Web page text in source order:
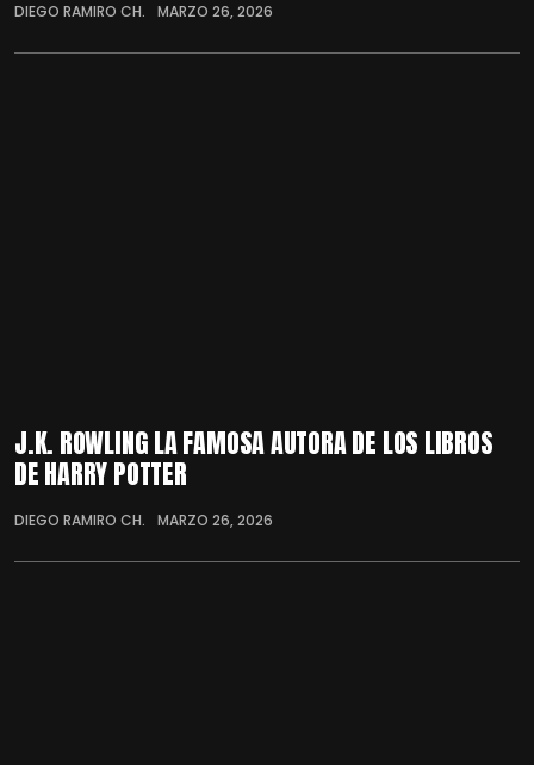
DIEGO RAMIRO CH. MARZO 26, 2026
J.K. ROWLING LA FAMOSA AUTORA DE LOS LIBROS
DE HARRY POTTER
DIEGO RAMIRO CH. MARZO 26, 2026